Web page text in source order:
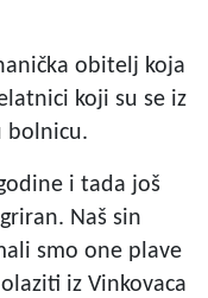
obitelj koja
koji su se iz
bolnicu.
i tada još
Naš sin
smo one plave
iz Vinkovaca